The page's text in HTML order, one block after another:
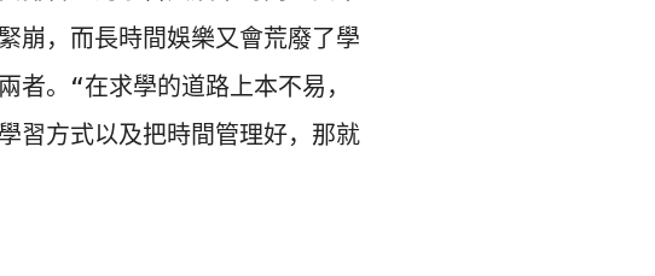
崩，而長時間娛樂又會荒廢了學
者。“在求學的道路上本不易，
習方式以及把時間管理好，那就